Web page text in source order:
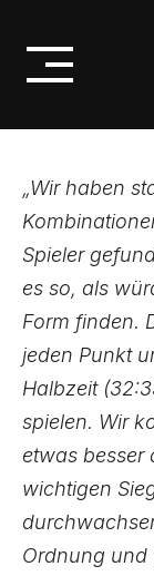
contentU19 ÖMS:
„Wir haben
Spieler
es so, als
Form finden.
jeden Punkt
Halbzeit
spielen. Wir
etwas besser
wichtigen
Ordnung und